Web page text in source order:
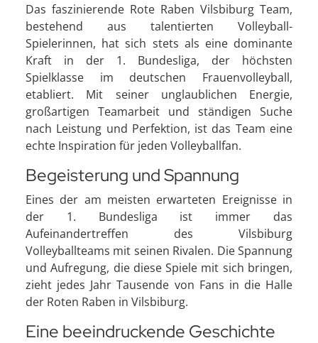
Das faszinierende Rote Raben Vilsbiburg Team,
bestehend aus talentierten Volleyball-
Spielerinnen, hat sich stets als eine dominante
Kraft in der 1. Bundesliga, der höchsten
Spielklasse im deutschen Frauenvolleyball,
etabliert. Mit seiner unglaublichen Energie,
großartigen Teamarbeit und ständigen Suche
nach Leistung und Perfektion, ist das Team eine
echte Inspiration für jeden Volleyballfan.
Begeisterung und Spannung
Eines der am meisten erwarteten Ereignisse in
der 1. Bundesliga ist immer das
Aufeinandertreffen des Vilsbiburg
Volleyballteams mit seinen Rivalen. Die Spannung
und Aufregung, die diese Spiele mit sich bringen,
zieht jedes Jahr Tausende von Fans in die Halle
der Roten Raben in Vilsbiburg.
Eine beeindruckende Geschichte